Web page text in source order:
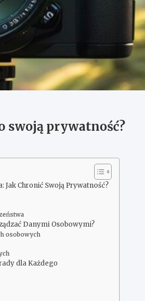
swoją prywatność?
Jak Chronić Swoją Prywatność?
Danymi Osobowymi?
osobowych
dla Każdego